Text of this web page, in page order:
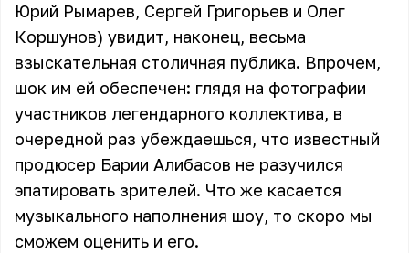
Юрий Рымарев, Сергей Григорьев и Олег
Коршунов) увидит, наконец, весьма
взыскательная столичная публика. Впрочем,
шок им ей обеспечен: глядя на фотографии
участников легендарного коллектива, в
очередной раз убеждаешься, что известный
продюсер Барии Алибасов не разучился
эпатировать зрителей. Что же касается
музыкального наполнения шоу, то скоро мы
сможем оценить и его.